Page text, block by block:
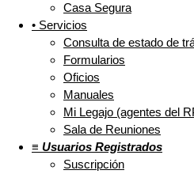
Casa Segura
• Servicios
Consulta de estado de
Formularios
Oficios
Manuales
Mi Legajo (agentes del
Sala de Reuniones
≡ Usuarios Registrados
Suscripción